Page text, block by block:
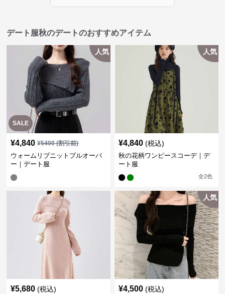
デート服秋のデートのおすすめアイテム
SALE
人気
¥4,840 ¥5400(割引前)
ウォームリブニットプルオーバ
ー｜デート服
人気
¥4,840 (税込)
秋の花柄ワンピースコーデ｜デ
ート服
全2色
¥5,680 (税込)
人気
¥4,500 (税込)